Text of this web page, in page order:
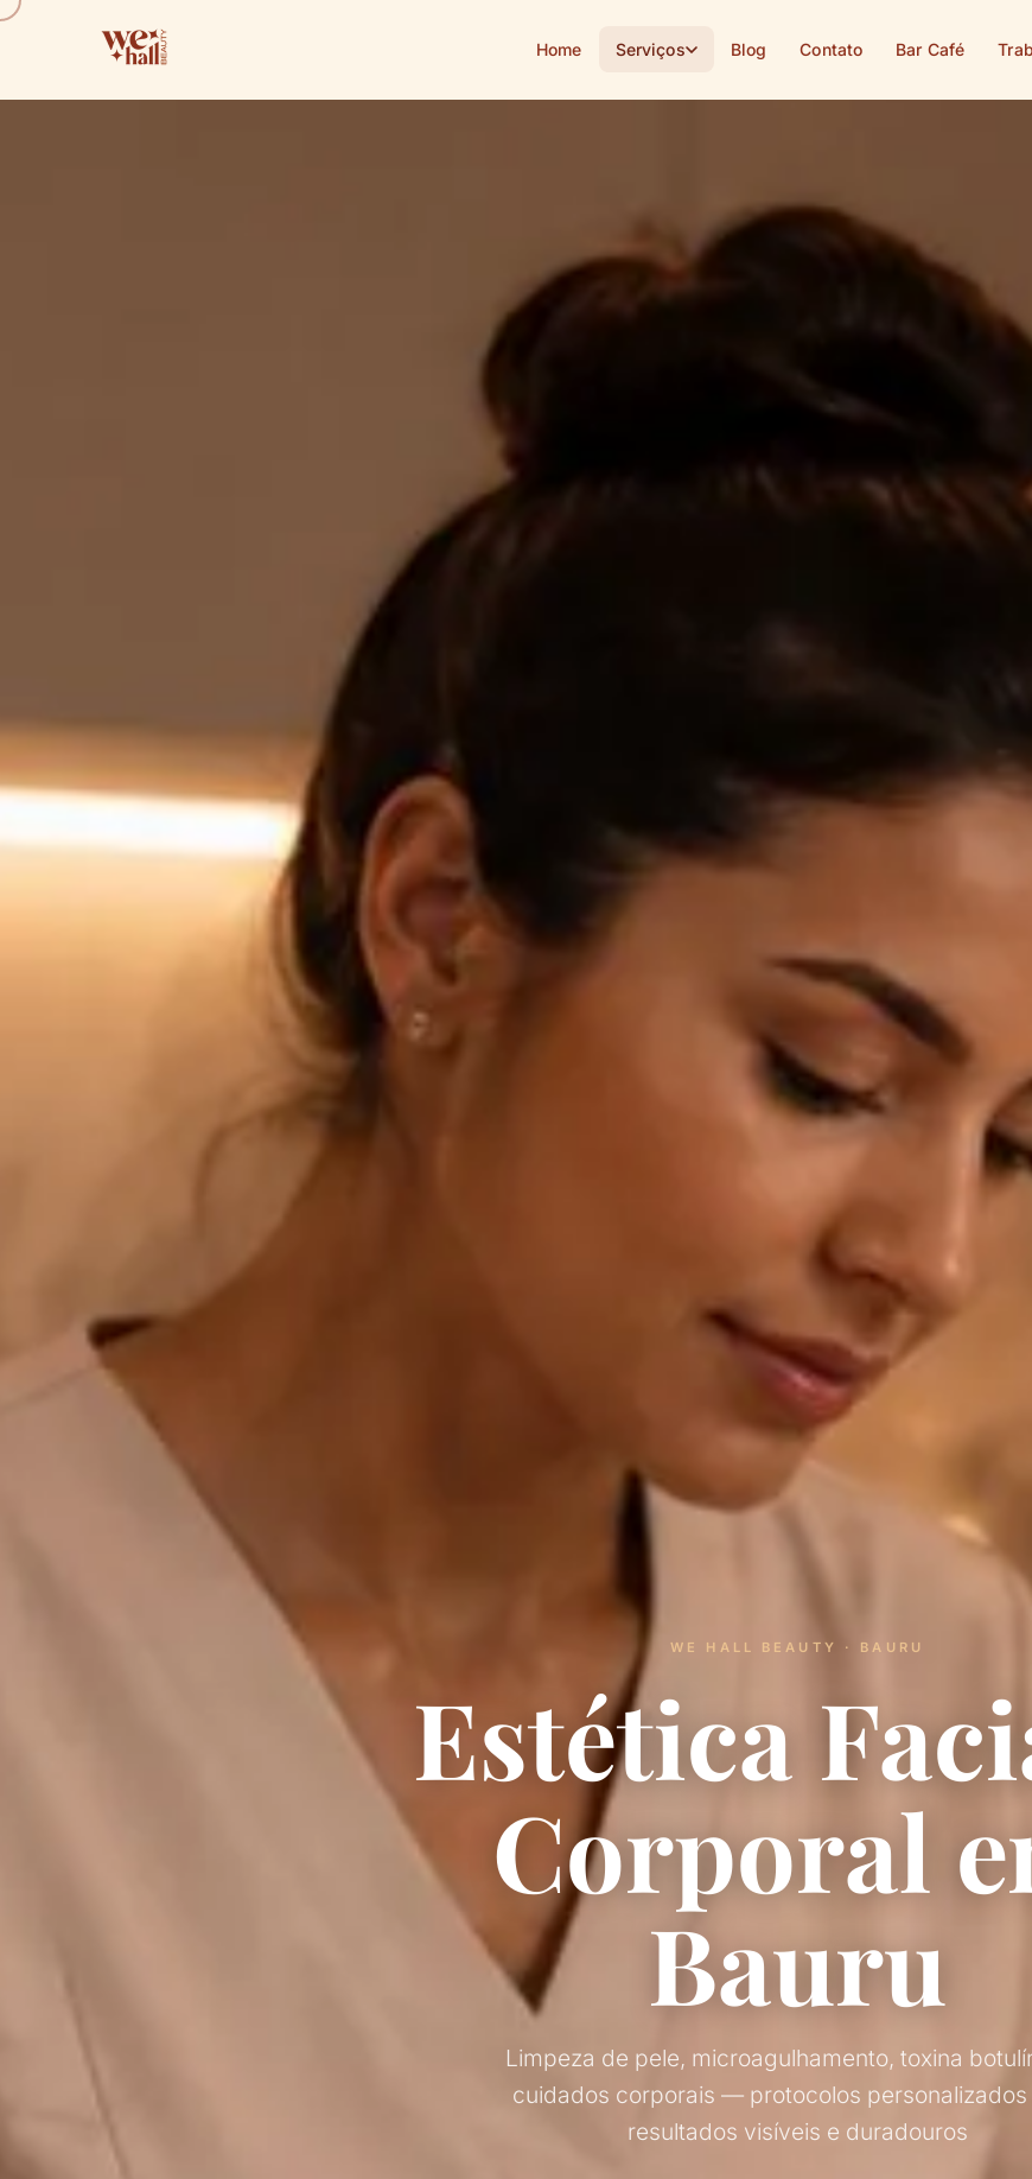
Home Serviços Blog Contato Bar Café
WE HALL BEAUTY · BAURU
Estética
Corporal
Bauru
Limpeza de pele, microagulhamento, toxina
cuidados corporais — protocolos personalizados
resultados visíveis e duradouros